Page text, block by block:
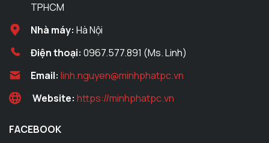
TPHCM
Nhà máy: Hà Nội
Điện thoại: 0967.577.891 (Ms. Linh)
Email: linh.nguyen@minhphatpc.vn
Website: https://minhphatpc.vn
FACEBOOK